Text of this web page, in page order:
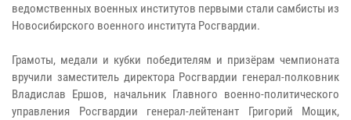
ведомственных военных институтов первыми стали самбисты из
Новосибирского военного института Росгвардии.
Грамоты, медали и кубки победителям и призёрам чемпионата
вручили заместитель директора Росгвардии генерал-полковник
Владислав Ершов, начальник Главного военно-политического
управления Росгвардии генерал-лейтенант Григорий Мощик,